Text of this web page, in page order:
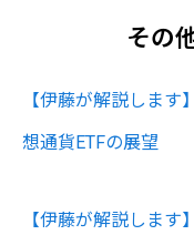
その
【伊藤が解説します
想通貨ETFの展望
【伊藤が解説します